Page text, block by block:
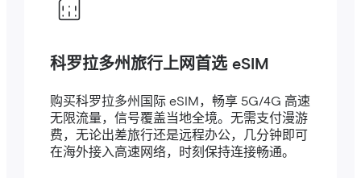
科罗拉多州旅行上网首选 eSIM
购买科罗拉多州国际 eSIM，畅享 5G/4G 高速
无限流量，信号覆盖当地全境。无需支付漫游
费，无论出差旅行还是远程办公，几分钟即可
在海外接入高速网络，时刻保持连接畅通。